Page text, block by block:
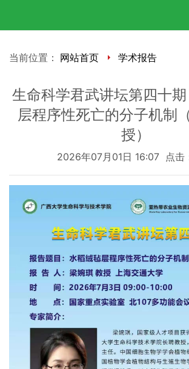
当前位置： 网站首页 学术报告
生命科学君武讲坛第四十
层程序性死亡的分子机制
授）
2026年07月01日 16:07 点击